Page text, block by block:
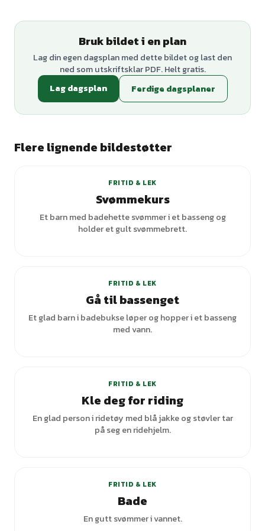
Bruk bildet i en plan
Lag din egen dagsplan med dette bildet og last den
ned som utskriftsklar PDF. Helt gratis.
Lag dagsplan
Ferdige dagsplaner
Flere lignende bildestøtter
FRITID & LEK
Svømmekurs
Et barn med badehette svømmer i et basseng og
holder et gult svømmebrett.
FRITID & LEK
Gå til bassenget
Et glad barn i badebukse løper og hopper i et basseng
med vann.
FRITID & LEK
Kle deg for riding
En glad person i ridetøy med blå jakke og støvler tar
på seg en ridehjelm.
FRITID & LEK
Bade
En gutt svømmer i vannet.